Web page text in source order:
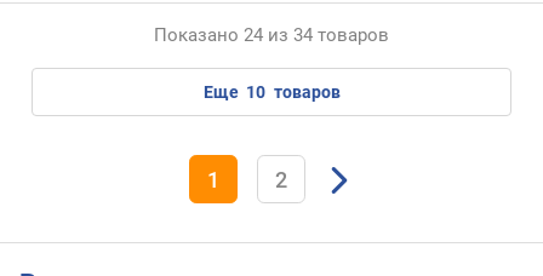
Показано 24 из 34 товаров
еще 10 товаров
1 2